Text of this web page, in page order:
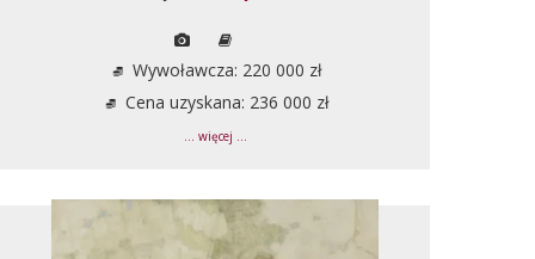
Wywoławcza: 220 000 zł
Cena uzyskana: 236 000 zł
... więcej ...